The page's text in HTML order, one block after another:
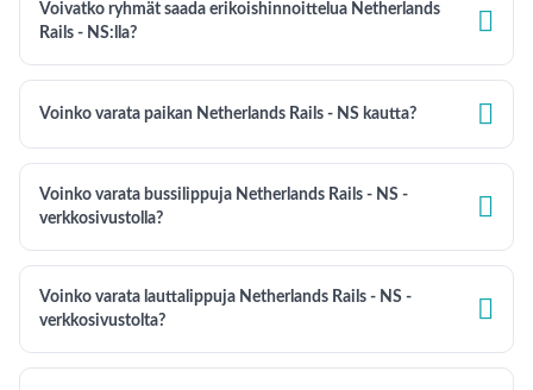
Voivatko ryhmät saada erikoishinnoittelua Netherlands
Rails - NS:lla?

Voinko varata paikan Netherlands Rails - NS kautta? 
Voinko varata bussilippuja Netherlands Rails - NS -
verkkosivustolla?

Voinko varata lauttalippuja Netherlands Rails - NS -
verkkosivustolta?
